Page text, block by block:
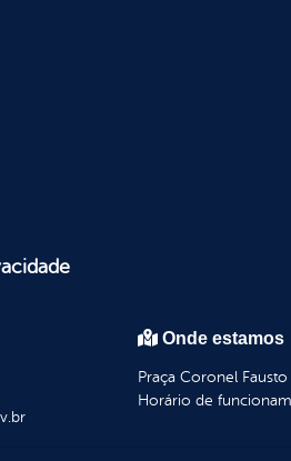
Onde estamos
Praça Coronel
Horário de